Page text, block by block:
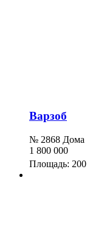
Варзоб
№ 2868 Дома
1 800 000
Площадь: